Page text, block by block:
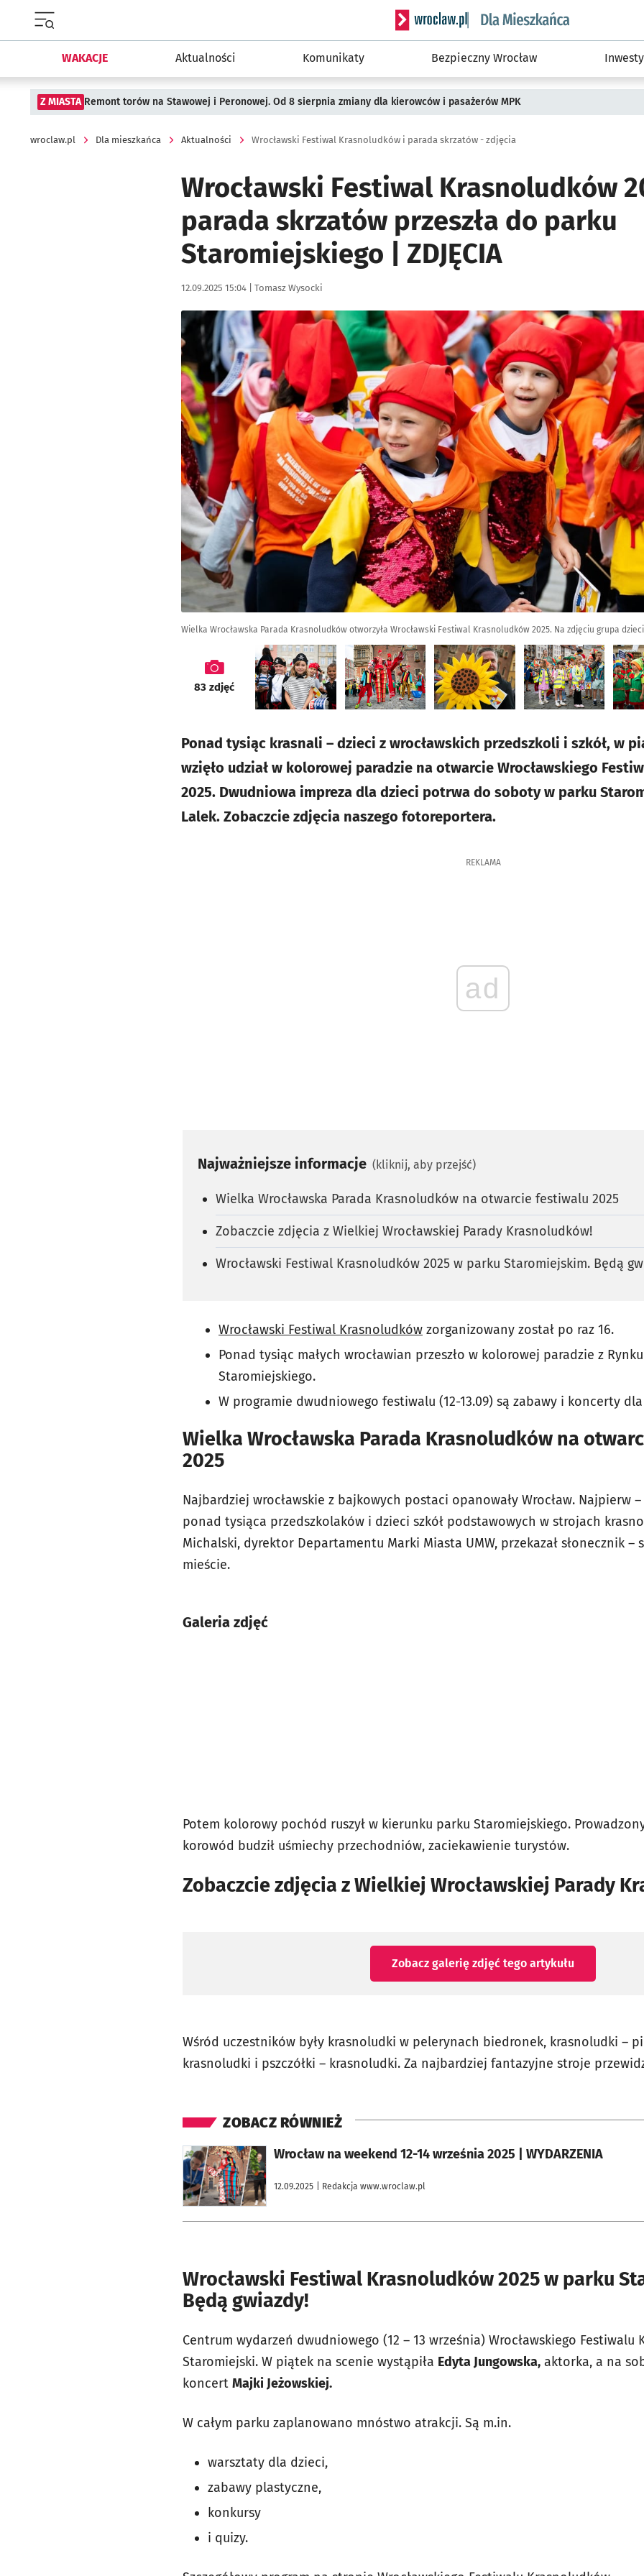
Serwis informacyjny wroclaw.pl podserwis: Dla
WAKACJE Aktualności Komunikaty Bezpieczny Wrocław
Z MIASTA Remont torów na Stawowej i Peronowej. Od 8 sierpnia zmiany dla kierowców i pasażerów MPK
wroclaw.pl Dla mieszkańca Aktualności Wrocławski Festiwal Krasnoludków i parada skrzatów - zdjęcia
Wrocławski Festiwal Krasnoludków
parada skrzatów przeszła do parku
Staromiejskiego | ZDJĘCIA
Data publikacji:
12.09.2025 15:04 | Autor:
Tomasz Wysocki
Kliknij, aby zobaczyć galerię
Wielka Wrocławska Parada Krasnoludków otworzyła Wrocławski Festiwal Krasnoludków 2025. Na zdjęciu grupa dzieci
galeria
83zdjęć
Ponad tysiąc krasnali – dzieci z wrocławskich przedszkoli i szkół, w
wzięło udział w kolorowej paradzie na otwarcie Wrocławskiego
2025. Dwudniowa impreza dla dzieci potrwa do soboty w parku
Lalek. Zobaczcie zdjęcia naszego fotoreportera.
REKLAMA
ad
Najważniejsze informacje (kliknij, aby przejść)
Wielka Wrocławska Parada Krasnoludków na otwarcie festiwalu 2025
Zobaczcie zdjęcia z Wielkiej Wrocławskiej Parady Krasnoludków!
Wrocławski Festiwal Krasnoludków 2025 w parku Staromiejskim. Będą
Wrocławski Festiwal Krasnoludków zorganizowany został po raz 16.
Ponad tysiąc małych wrocławian przeszło w kolorowej paradzie z
Staromiejskiego.
W programie dwudniowego festiwalu (12-13.09) są zabawy i koncerty
Wielka Wrocławska Parada Krasnoludków na
2025
Najbardziej wrocławskie z bajkowych postaci opanowały Wrocław. Najpierw
ponad tysiąca przedszkolaków i dzieci szkół podstawowych w strojach
Michalski, dyrektor Departamentu Marki Miasta UMW, przekazał słonecznik –
mieście.
Galeria zdjęć
Potem kolorowy pochód ruszył w kierunku parku Staromiejskiego.
korowód budził uśmiechy przechodniów, zaciekawienie turystów.
Zobaczcie zdjęcia z Wielkiej Wrocławskiej Parady
Zobacz galerię zdjęć tego artykułu
Wśród uczestników były krasnoludki w pelerynach biedronek, krasnoludki –
krasnoludki i pszczółki – krasnoludki. Za najbardziej fantazyjne stroje
ZOBACZ RÓWNIEŻ
Wrocław na weekend 12-14 września 2025 | WYDARZENIA
12.09.2025 | Redakcja www.wroclaw.pl
otworzy się w nowej karcie
Wrocławski Festiwal Krasnoludków 2025 w parku
Będą gwiazdy!
Centrum wydarzeń dwudniowego (12 – 13 września) Wrocławskiego
Staromiejski. W piątek na scenie wystąpiła Edyta Jungowska, aktorka, a na
koncert Majki Jeżowskiej.
W całym parku zaplanowano mnóstwo atrakcji. Są m.in.
warsztaty dla dzieci,
zabawy plastyczne,
konkursy
i quizy.